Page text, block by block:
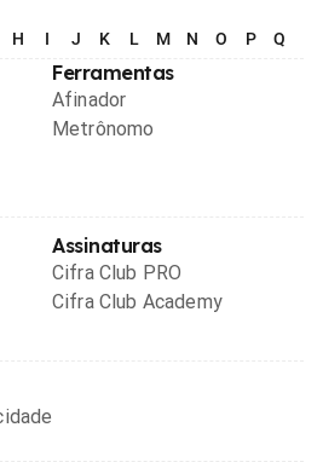
H I J K L M N O P Q
Ferramentas
Afinador
Metrônomo
Assinaturas
Cifra Club PRO
Cifra Club Academy